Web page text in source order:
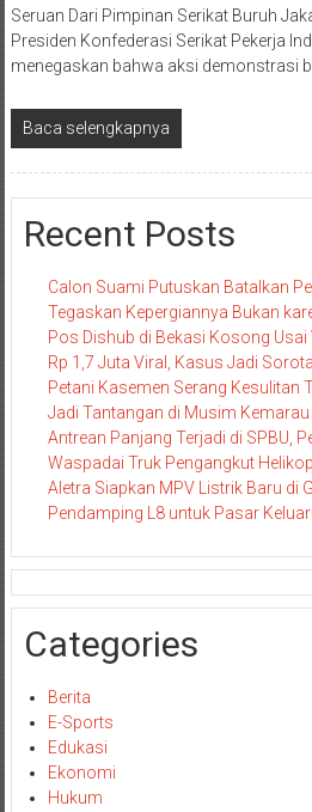
Seruan Dari Pimpinan Serikat Buruh
Presiden Konfederasi Serikat Pekerja
menegaskan bahwa aksi demonstrasi
Baca selengkapnya
Recent Posts
Calon Suami Putuskan Batalkan
Tegaskan Kepergiannya Bukan
Pos Dishub di Bekasi Kosong
Rp 1,7 Juta Viral, Kasus Jadi
Petani Kasemen Serang Kesulitan
Jadi Tantangan di Musim Kemarau
Antrean Panjang Terjadi di SPBU,
Waspadai Truk Pengangkut
Aletra Siapkan MPV Listrik Baru di
Pendamping L8 untuk Pasar
Categories
Berita
E-Sports
Edukasi
Ekonomi
Hukum